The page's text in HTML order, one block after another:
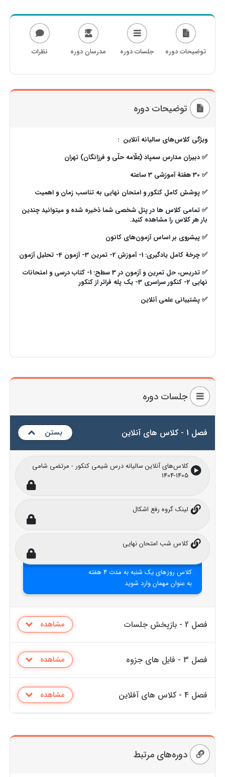
توضیحات دوره جلسات دوره مدرسان دوره نظرات
توضیحات دوره
ویژگی کلاس‌های سالیانه آنلاین :
✅ دبیران مدارس سمپاد (علّامه حلّی و فرزانگان) تهران
✅ 30 هفتۀ آموزشی 3 ساعته
✅ پوشش کامل کنکور و امتحان نهایی به تناسب زمان و اهمیت
✅ تمامی کلاس ها در پنل شخصی شما ذخیره شده و میتوانید چندین
بار هر کلاس را مشاهده کنید.
✅ پیشروی بر اساس آزمون‌های کانون
✅ چرخۀ کامل یادگیری: 1- آموزش
2- تمرین 3- آزمون 4- تحلیل آزمون
✅ تدریس، حل تمرین و آزمون در 3 سطح: 1- کتاب درسی و امتحانات
نهایی 2- کنکور سراسری
3- یک پله فراتر از کنکور
✅ پشتیبانی علمی آنلاین
جلسات دوره
فصل 1 - کلاس های آنلاین بستن
کلاس‌های آنلاین سالیانه درس شیمی کنکور - مرتضی شامی
1405-1404
لینک گروه رفع اشکال
کلاس شب امتحان نهایی
کلاس روزهای یک شنبه به مدت 4 هفته
به عنوان مهمان وارد شوید
فصل 2 - بازپخش جلسات مشاهده
فصل 3 - فایل های جزوه مشاهده
فصل 4 - کلاس های آفلاین مشاهده
دوره‌های مرتبط